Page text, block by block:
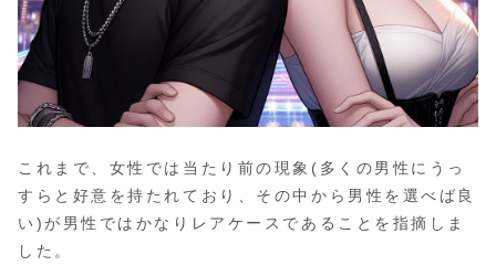
これまで、女性では当たり前の現象(多くの男性にうっ
すらと好意を持たれており、その中から男性を選べば良
い)が男性ではかなりレアケースであることを指摘しま
した。